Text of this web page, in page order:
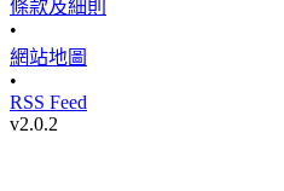
條款及細則
•
網站地圖
•
RSS Feed
v2.0.2